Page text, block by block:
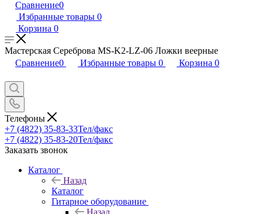
Сравнение0
Избранные товары 0
Корзина 0
Мастерская Сереброва MS-K2-LZ-06 Ложки веерные
Сравнение0 Избранные товары 0 Корзина 0
Телефоны
+7 (4822) 35-83-33Тел/факс
+7 (4822) 35-83-20Тел/факс
Заказать звонок
Каталог
Назад
Каталог
Гитарное оборудование
Назад